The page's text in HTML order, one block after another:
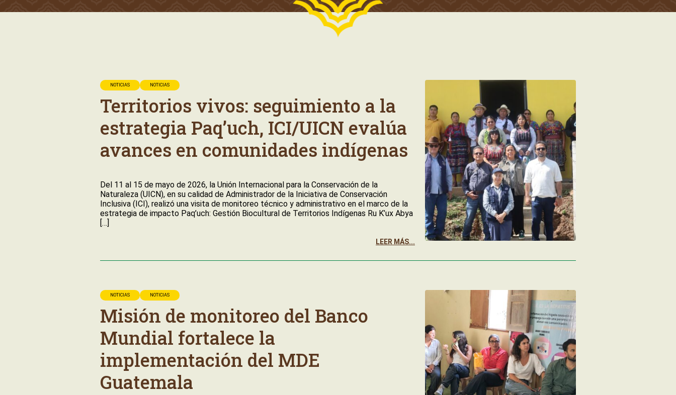
NOTICIAS NOTICIAS
Territorios vivos: seguimiento a la
estrategia Paq’uch, ICI/UICN evalúa
avances en comunidades indígenas
Del 11 al 15 de mayo de 2026, la Unión Internacional para la Conservación de la
Naturaleza (UICN), en su calidad de Administrador de la Iniciativa de Conservación
Inclusiva (ICI), realizó una visita de monitoreo técnico y administrativo en el marco de la
estrategia de impacto Paq’uch: Gestión Biocultural de Territorios Indígenas Ru K’ux Abya
[…]
LEER MÁS...
NOTICIAS NOTICIAS
Misión de monitoreo del Banco
Mundial fortalece la
implementación del MDE
Guatemala